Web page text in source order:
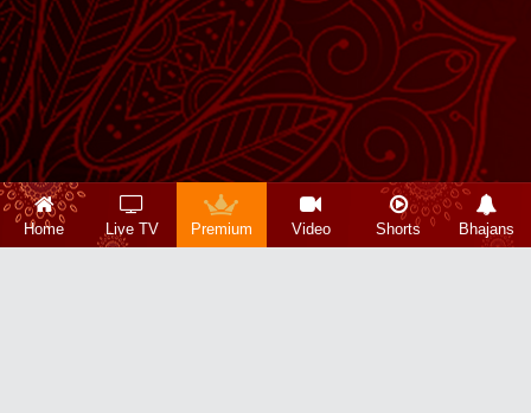
Home Live TV Premium Video Shorts Bhajans